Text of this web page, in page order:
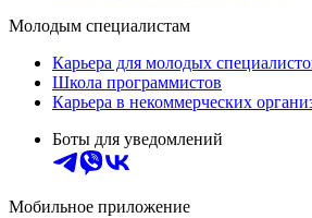
Молодым специалистам
Карьера для молодых
Школа программистов
Карьера в некоммерческих
Боты для уведомлений
Мобильное приложение